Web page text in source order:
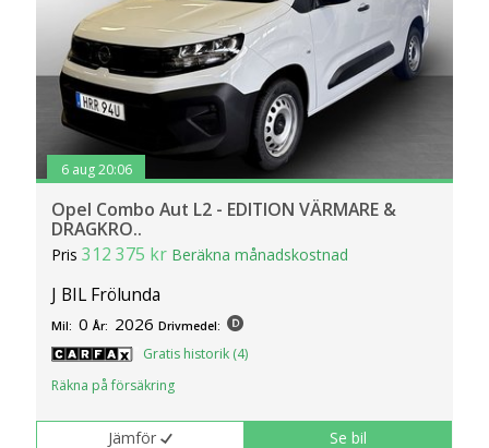
6 aug 20:06
Opel Combo Aut L2 - EDITION VÄRMARE &
DRAGKRO..
Pris312 375 kr Beräkna månadskostnad
J BIL Frölunda
Mil: 0 År: 2026 Drivmedel:
Gratis historik (4)
Räkna på försäkring
Jämför Se bil